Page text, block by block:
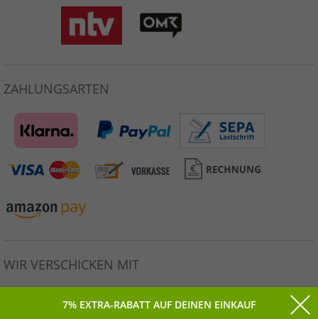
ZAHLUNGSARTEN
WIR VERSCHICKEN MIT
7% EXTRA-RABATT AUF DEINEN EINKAUF